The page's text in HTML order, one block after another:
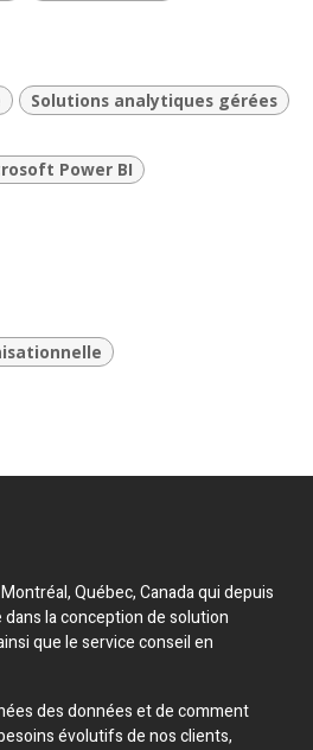
Solutions analytiques gérées
Power BI
Québec, Canada qui depuis
la conception de solution
que le service conseil en
des données et de comment
évolutifs de nos clients,